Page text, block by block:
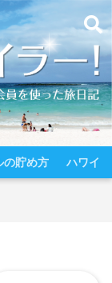
の貯め方 ハワイ